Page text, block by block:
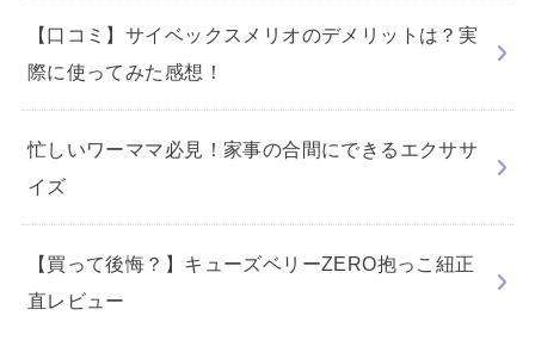
【口コミ】サイベックスメリオのデメリットは？実
際に使ってみた感想！
忙しいワーママ必見！家事の合間にできるエクササ
イズ
【買って後悔？】キューズベリーZERO抱っこ紐正
直レビュー